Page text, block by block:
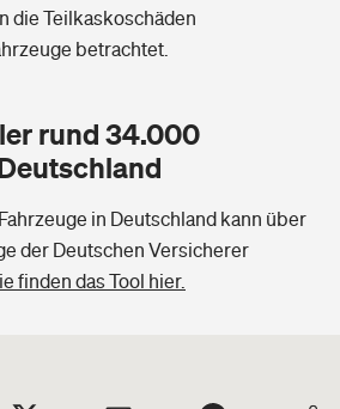
die Teilkaskoschäden
betrachtet.
rund 34.000
in Deutschland kann über
der Deutschen Versicherer
finden das Tool hier.